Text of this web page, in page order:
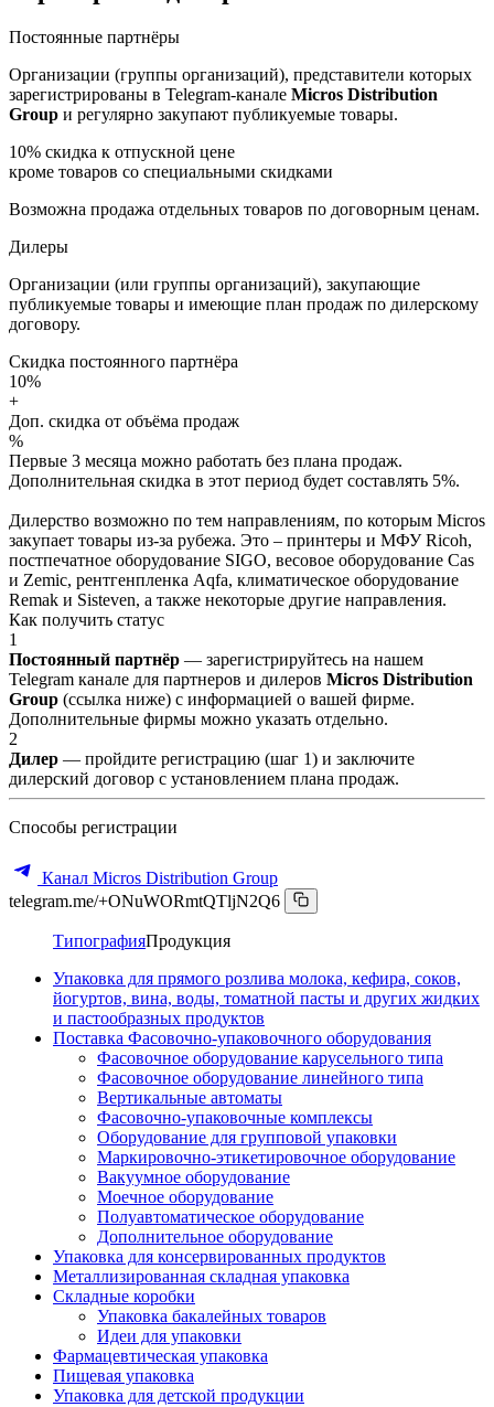
Постоянные партнёры
Организации (группы организаций), представители которых
зарегистрированы в Telegram-канале Micros Distribution
Group и регулярно закупают публикуемые товары.
10% скидка к отпускной цене
кроме товаров со специальными скидками
Возможна продажа отдельных товаров по договорным ценам.
Дилеры
Организации (или группы организаций), закупающие
публикуемые товары и имеющие план продаж по дилерскому
договору.
Скидка постоянного партнёра
10%
+
Доп. скидка от объёма продаж
%
Первые 3 месяца можно работать без плана продаж.
Дополнительная скидка в этот период будет составлять 5%.
Дилерство возможно по тем направлениям, по которым Micros
закупает товары из-за рубежа. Это – принтеры и МФУ Ricoh,
постпечатное оборудование SIGO, весовое оборудование Cas
и Zemic, рентгенпленка Aqfa, климатическое оборудование
Remak и Sisteven, а также некоторые другие направления.
Как получить статус
1
Постоянный партнёр — зарегистрируйтесь на нашем
Telegram канале для партнеров и дилеров Micros Distribution
Group (ссылка ниже) с информацией о вашей фирме.
Дополнительные фирмы можно указать отдельно.
2
Дилер — пройдите регистрацию (шаг 1) и заключите
дилерский договор с установлением плана продаж.
Способы регистрации
Канал Micros Distribution Group
telegram.me/+ONuWORmtQTljN2Q6
ТипографияПродукция
Упаковка для прямого розлива молока, кефира, соков,
йогуртов, вина, воды, томатной пасты и других жидких
и пастообразных продуктов
Поставка Фасовочно-упаковочного оборудования
Фасовочное оборудование карусельного типа
Фасовочное оборудование линейного типа
Вертикальные автоматы
Фасовочно-упаковочные комплексы
Оборудование для групповой упаковки
Маркировочно-этикетировочное оборудование
Вакуумное оборудование
Моечное оборудование
Полуавтоматическое оборудование
Дополнительное оборудование
Упаковка для консервированных продуктов
Металлизированная складная упаковка
Складные коробки
Упаковка бакалейных товаров
Идеи для упаковки
Фармацевтическая упаковка
Пищевая упаковка
Упаковка для детской продукции